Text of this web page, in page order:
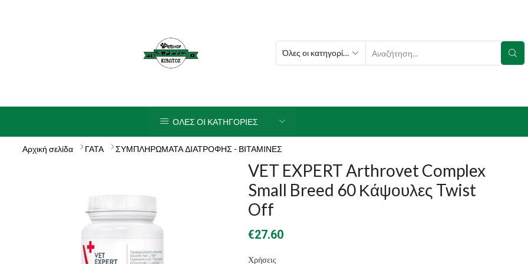
SEARCH
ΟΛΕΣ ΟΙ ΚΑΤΗΓΟΡΙΕΣ
Αρχική σελίδα ΓΑΤΑ ΣΥΜΠΛΗΡΩΜΑΤΑ ΔΙΑΤΡΟΦΗΣ - ΒΙΤΑΜΙΝΕΣ
VET EXPERT Arthrovet Complex
Small Breed 60 Κάψουλες Twist
Off
€27.60
Χρήσεις